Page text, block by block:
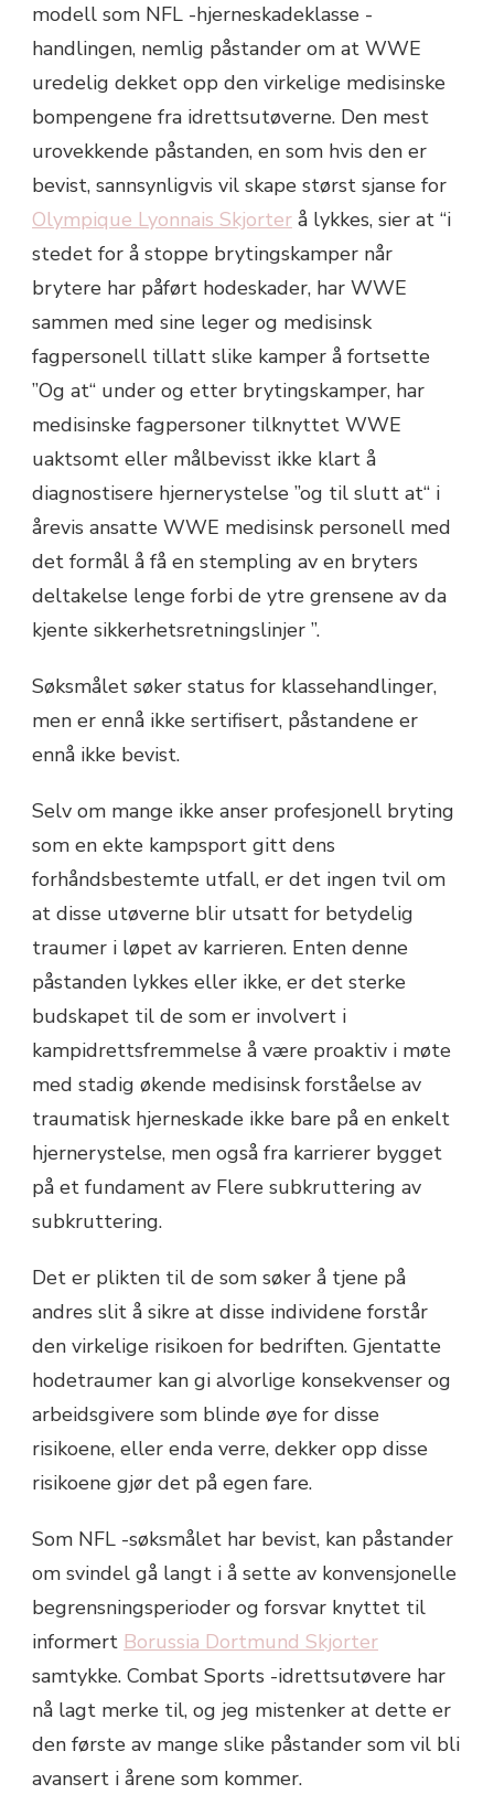
modell som NFL -hjerneskadeklasse -
handlingen, nemlig påstander om at WWE
uredelig dekket opp den virkelige medisinske
bompengene fra idrettsutøverne. Den mest
urovekkende påstanden, en som hvis den er
bevist, sannsynligvis vil skape størst sjanse for
Olympique Lyonnais Skjorter å lykkes, sier at “i
stedet for å stoppe brytingskamper når
brytere har påført hodeskader, har WWE
sammen med sine leger og medisinsk
fagpersonell tillatt slike kamper å fortsette
”Og at“ under og etter brytingskamper, har
medisinske fagpersoner tilknyttet WWE
uaktsomt eller målbevisst ikke klart å
diagnostisere hjernerystelse ”og til slutt at“ i
årevis ansatte WWE medisinsk personell med
det formål å få en stempling av en bryters
deltakelse lenge forbi de ytre grensene av da
kjente sikkerhetsretningslinjer ”.
Søksmålet søker status for klassehandlinger,
men er ennå ikke sertifisert, påstandene er
ennå ikke bevist.
Selv om mange ikke anser profesjonell bryting
som en ekte kampsport gitt dens
forhåndsbestemte utfall, er det ingen tvil om
at disse utøverne blir utsatt for betydelig
traumer i løpet av karrieren. Enten denne
påstanden lykkes eller ikke, er det sterke
budskapet til de som er involvert i
kampidrettsfremmelse å være proaktiv i møte
med stadig økende medisinsk forståelse av
traumatisk hjerneskade ikke bare på en enkelt
hjernerystelse, men også fra karrierer bygget
på et fundament av Flere subkruttering av
subkruttering.
Det er plikten til de som søker å tjene på
andres slit å sikre at disse individene forstår
den virkelige risikoen for bedriften. Gjentatte
hodetraumer kan gi alvorlige konsekvenser og
arbeidsgivere som blinde øye for disse
risikoene, eller enda verre, dekker opp disse
risikoene gjør det på egen fare.
Som NFL -søksmålet har bevist, kan påstander
om svindel gå langt i å sette av konvensjonelle
begrensningsperioder og forsvar knyttet til
informert Borussia Dortmund Skjorter
samtykke. Combat Sports -idrettsutøvere har
nå lagt merke til, og jeg mistenker at dette er
den første av mange slike påstander som vil bli
avansert i årene som kommer.